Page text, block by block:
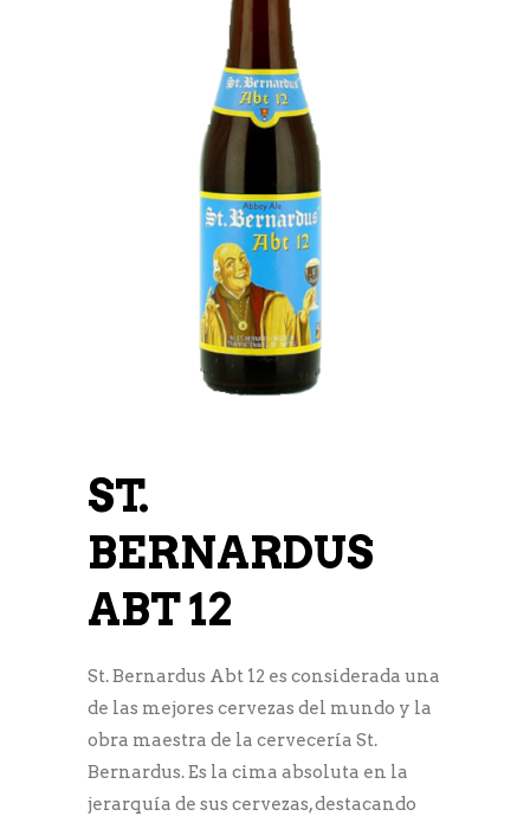
ST.
BERNARDUS
ABT 12
St. Bernardus Abt 12 es considerada una
de las mejores cervezas del mundo y la
obra maestra de la cervecería St.
Bernardus. Es la cima absoluta en la
jerarquía de sus cervezas, destacando